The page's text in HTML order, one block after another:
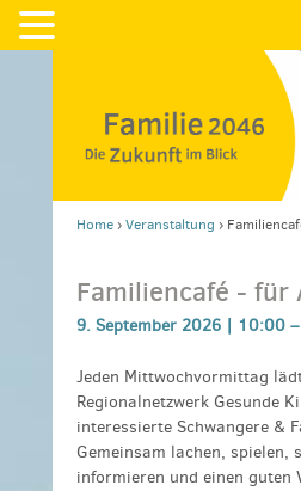
Home›Veranstaltung ›
Familiencafé - für
9. September 2026 | 10:00 –
Jeden Mittwochvormittag
Regionalnetzwerk Gesunde
interessierte Schwangere &
Gemeinsam lachen, spielen,
informieren und einen guten